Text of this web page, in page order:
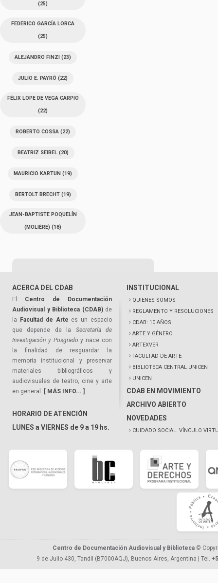
(25)
FEDERICO GARCÍA LORCA
(25)
ALEJANDRO FINZI (23)
JULIO E. PAYRÓ (22)
FÉLIX LOPE DE VEGA CARPIO
(22)
ROBERTO COSSA (22)
BEATRIZ SEIBEL(20)
MAURICIO KARTUN (19)
BERTOLT BRECHT(19)
JEAN-BAPTISTE POQUELÍN
(MOLIÈRE) (18)
ACERCA DEL CDAB
El Centro de Documentación
Audiovisual y Biblioteca (CDAB)de
la
Facultad de Arte es un espacio
que depende de la Secretaría de
Investigación y Posgrado y nace con
la finalidad de resguardar la
memoria institucional y preservar
materiales bibliográficos y
audiovisuales de teatro, cine y arte
en general. [ MÁS INFO... ]
HORARIO DE ATENCIÓN
LUNES a VIERNES de 9 a 19 hs.
INSTITUCIONAL
QUIENES SOMOS
REGLAMENTO Y RESOLUCIONES
CDAB: 10 AÑOS
ARTE Y GÉNERO
ARTEXVER
FACULTAD DE ARTE
BIBLIOTECA CENTRAL UNICEN
UNICEN
CDAB EN MOVIMIENTO
ARCHIVO ABIERTO
NOVEDADES
CUIDADO SOCIAL. VÍNCULO
Centro de Documentación Audiovisual y Biblioteca ©
9 de Julio 430, Tandil (B7000AQJ), Buenos Aires, Argentina | Tel.